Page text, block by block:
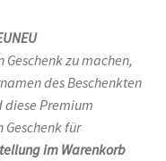
zu machen,
des Beschenkten
diese Premium
für
im Warenkorb